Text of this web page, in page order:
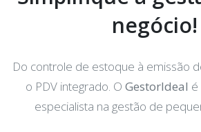
negócio!
Do controle de estoque à emissão
o PDV integrado. O GestorIdeal é
especialista na gestão de